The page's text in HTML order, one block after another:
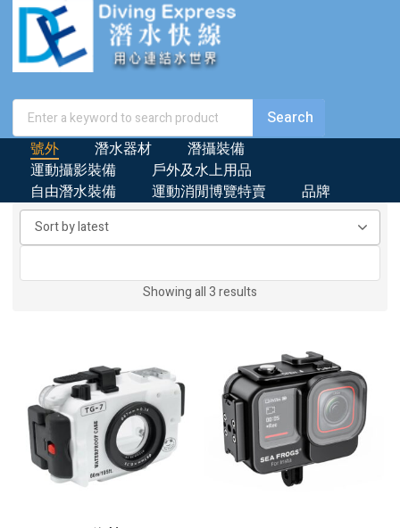
號外 潛水器材
潛攝裝備
運動攝影裝備
戶外及水上用品
自由潛水裝備
運動消閒博覽特賣 品牌
Showing all 3 results